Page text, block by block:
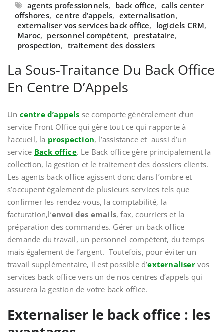
agents professionnels, back office, calls center
offshores, centre d’appels, externalisation,
externaliser vos services back office, logiciels CRM,
Maroc, personnel compétent, prestataire,
prospection, traitement des dossiers
La Sous-Traitance Du Back Office
En Centre D’Appels
Un centre d’appels se comporte généralement d’un
service Front Office qui gère tout ce qui rapporte à
l’accueil, la prospection, l’assistance et aussi d’un
service Back office. Le Back office gère principalement la
collection, la gestion et le traitement des dossiers clients.
Les agents back office agissent donc dans l’ombre et
s’occupent également de plusieurs services tels que
confirmer les rendez-vous, la comptabilité, la
facturation,l’envoi des emails, fax, courriers et la
préparation des commandes. Gérer un back office
demande du travail, un personnel compétent, du temps
mais également de l’argent. Toutefois, pour éviter un
travail supplémentaire, il est possible d’externaliser vos
services back office vers un de nos centres d’appels qui
assurera la gestion de votre back office.
Externaliser le back office : les